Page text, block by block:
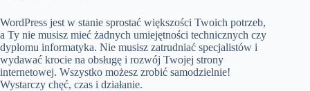
WordPress jest w stanie sprostać większości Twoich potrzeb,
a Ty nie musisz mieć żadnych umiejętności technicznych czy
dyplomu informatyka. Nie musisz zatrudniać specjalistów i
wydawać krocie na obsługę i rozwój Twojej strony
internetowej. Wszystko możesz zrobić samodzielnie!
Wystarczy chęć, czas i działanie.